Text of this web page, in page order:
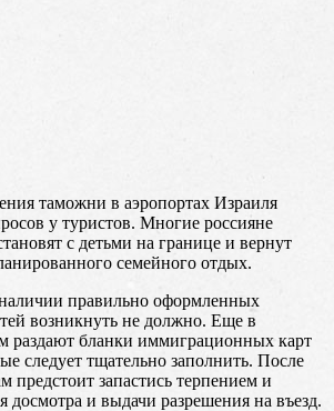
таможни в аэропортах Израиля
у туристов. Многие россияне
с детьми на границе и вернут
семейного отдых.
правильно оформленных
возникнуть не должно. Еще в
раздают бланки иммиграционных карт
следует тщательно заполнить. После
предстоит запастись терпением и
досмотра и выдачи разрешения на въезд.